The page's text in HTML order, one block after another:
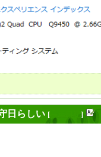
日らしい [ ]